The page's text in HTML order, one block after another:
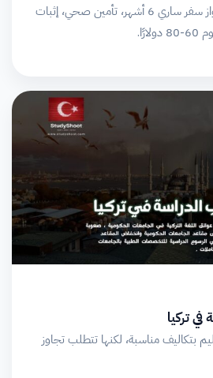
شروط فيزا تركيا 2026: جواز سفر ساري 6 أشهر، تأمين صحي، إثبات
تركيا
بتكاليف مناسبة، لكنها تتطلب تجاوز